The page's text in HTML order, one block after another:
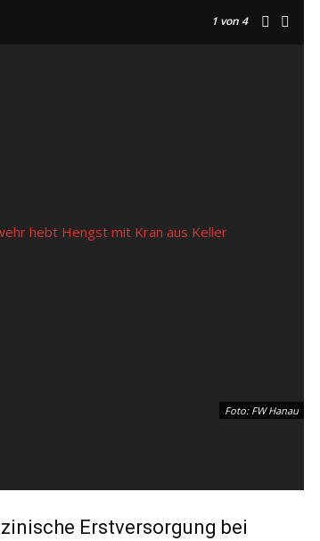
1 von 4
Foto: FW Hanau
Erstversorgung bei